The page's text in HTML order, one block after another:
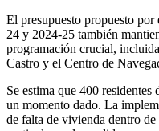
El presupuesto propuesto
24 y 2024-25 también
programación crucial,
Castro y el Centro de
Se estima que 400
un momento dado. La
de falta de vivienda dentro